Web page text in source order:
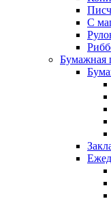
С
Бумажная